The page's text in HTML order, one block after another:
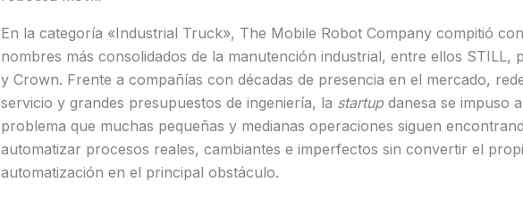
En la categoría «Industrial Truck», The Mobile Robot Company compitió
nombres más consolidados de la manutención industrial, entre ellos STILL,
y Crown. Frente a compañías con décadas de presencia en el mercado,
servicio y grandes presupuestos de ingeniería, la startupdanesa se impuso
problema que muchas pequeñas y medianas operaciones siguen
automatizar procesos reales, cambiantes e imperfectos sin convertir el
automatización en el principal obstáculo.